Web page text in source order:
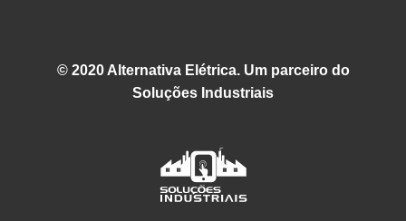
© 2020 Alternativa Elétrica. Um parceiro do
Soluções Industriais